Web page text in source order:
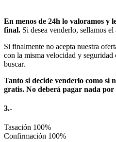
En menos de 24h lo valoramos y
final. Si desea venderlo, sellamos
Si finalmente no acepta nuestra
con la misma velocidad y seguridad
buscar.
Tanto si decide venderlo como si
gratis. No deberá pagar nada por
3.-
Tasación 100%
Confirmación 100%